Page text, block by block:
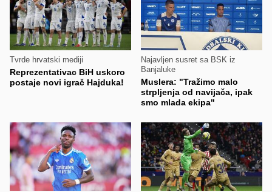
Tvrde hrvatski mediji
Reprezentativac BiH uskoro
postaje novi igrač Hajduka!
Najavljen susret sa BSK iz
Banjaluke
Muslera: "Tražimo malo
strpljenja od navijača, ipak
smo mlada ekipa"